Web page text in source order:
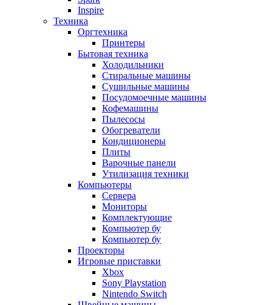
Inspire
Техника
Оргтехника
Принтеры
Бытовая техника
Холодильники
Стиральные машины
Сушильные машины
Посудомоечные машины
Кофемашины
Пылесосы
Обогреватели
Кондиционеры
Плиты
Варочные панели
Утилизация техники
Компьютеры
Сервера
Мониторы
Комплектующие
Компьютер бу
Компьютер бу
Проекторы
Игровые приставки
Xbox
Sony Playstation
Nintendo Switch